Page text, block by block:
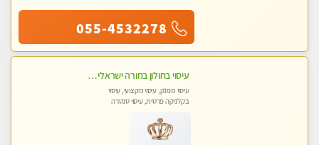
055-4532278
עיסוי בחולון בחורה ישראלית תעסה אותך בעיסוי מיקצועי
עיסוי מפנק, עיסוי מקצועי, עיסוי
בקלניקה פרטית, עיסוי טנטרה